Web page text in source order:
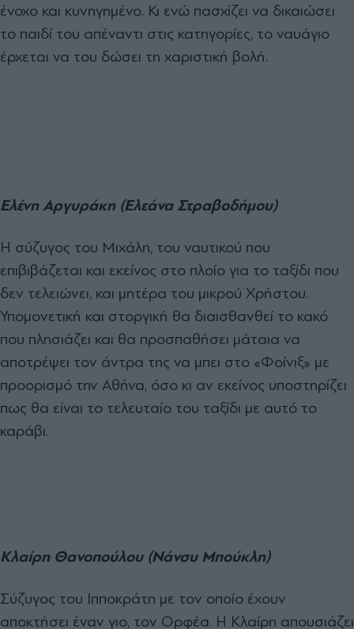
ένοχο και κυνηγημένο. Κι ενώ πασχίζει να δικαιώσει
το παιδί του απέναντι στις κατηγορίες, το ναυάγιο
έρχεται να του δώσει τη χαριστική βολή.
Ελένη Αργυράκη (Ελεάνα Στραβοδήμου)
Η σύζυγος του Μιχάλη, του ναυτικού που
επιβιβάζεται και εκείνος στο πλοίο για το ταξίδι που
δεν τελειώνει, και μητέρα του μικρού Χρήστου.
Υπομονετική και στοργική θα διαισθανθεί το κακό
που πλησιάζει και θα προσπαθήσει μάταια να
αποτρέψει τον άντρα της να μπει στο «Φοίνιξ» με
προορισμό την Αθήνα, όσο κι αν εκείνος υποστηρίζει
πως θα είναι το τελευταίο του ταξίδι με αυτό το
καράβι.
Κλαίρη Θανοπούλου (Νάνσυ Μπούκλη)
Σύζυγος του Ιπποκράτη με τον οποίο έχουν
αποκτήσει έναν γιο, τον Ορφέα. Η Κλαίρη απουσιάζει